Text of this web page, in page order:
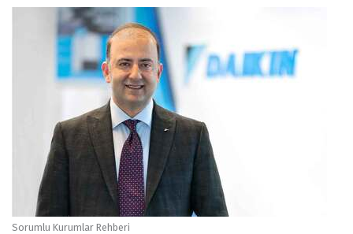
Sorumlu Kurumlar Rehberi